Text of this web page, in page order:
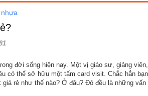
đời sống hiện nay. Một vị giáo sư, giảng
có thể sở hữu một tấm card visit. Chắc hẳn
rẻ như thế nào? Ở đâu? Đó đều là những